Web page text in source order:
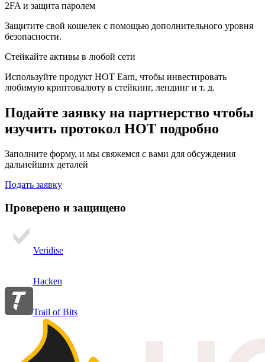
2FA и защита паролем
Защитите свой кошелек с помощью дополнительного уровня
безопасности.
Стейкайте активы в любой сети
Используйте продукт HOT Earn, чтобы инвестировать
любимую криптовалюту в стейкинг, лендинг и т. д.
Подайте заявку на партнерство чтобы
изучить протокол HOT подробно
Заполните форму, и мы свяжемся с вами для обсуждения
дальнейших деталей
Подать заявку
Проверено и защищено
Veridise
Hacken
Trail of Bits